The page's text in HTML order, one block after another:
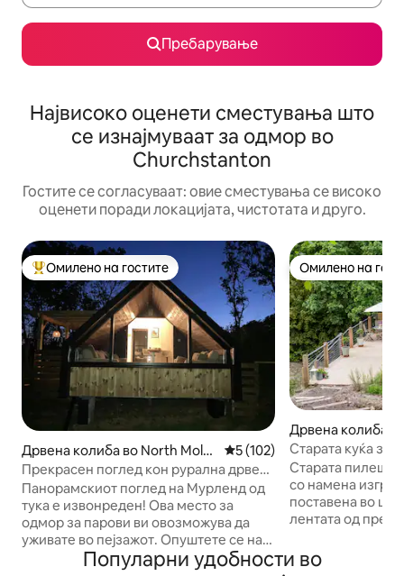
Пребарување
Највисоко оценети сместувања што
се изнајмуваат за одмор во
Churchstanton
Гостите се согласуваат: овие сместувања се високо
оценети поради локацијата, чистотата и друго.
Меѓу најуспешните „Омилени на гостите“
Омилено на гостите
Дрвена колиба во North Molto
n
Просечна оцена: 5 од 5,
5 (102)
Прекрасен поглед кон рурална дрвена
колиба
Панорамскиот поглед на Мурленд од
тука е извонреден! Ова место за
одмор за парови ви овозможува да
уживате во пејзажот. Опуштете се на
удобни каучи кои гледаат низ
Омилено на
Омилено на
Дрвена колиба
et
Старата куќа за
Лејкс ‧
Старата пилешка
со намена
поставена во
лентата од
ентериер
бегство на паровите. Внатре,
Популарни удобности во